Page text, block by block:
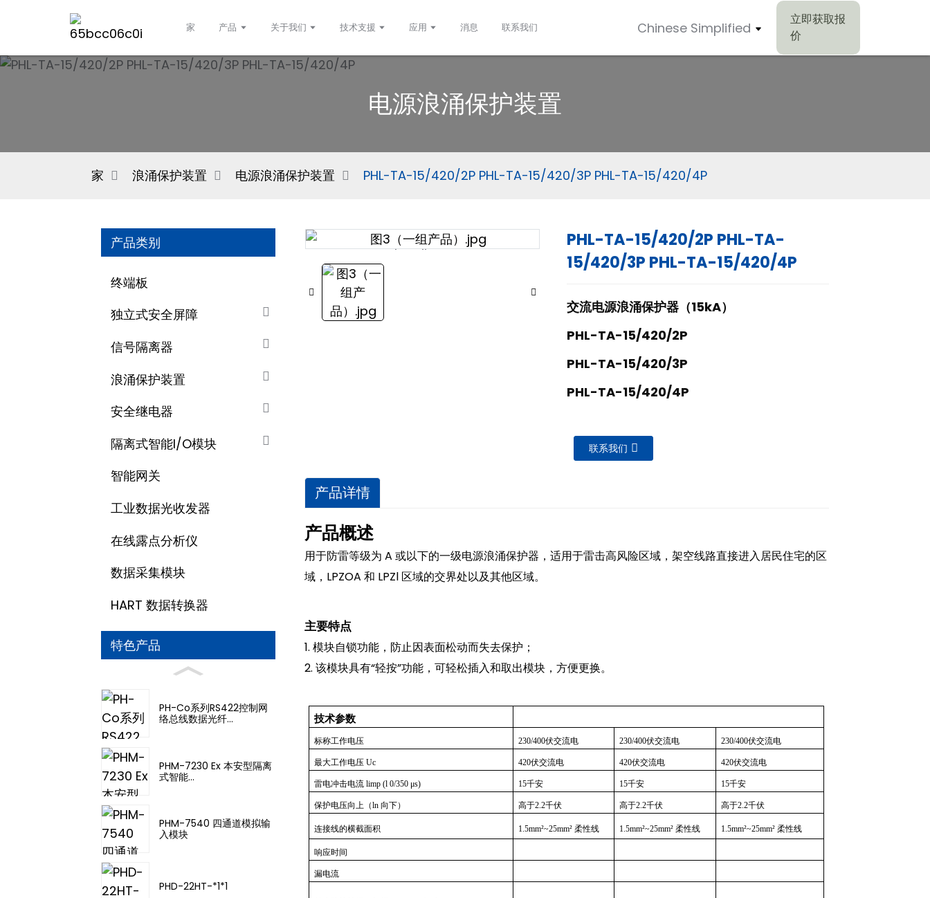
家 产品 关于我们 技术支援 应用 消息 联系我们 Chinese Simplified
立即获取报
价
电源浪涌保护装置
家 浪涌保护装置 电源浪涌保护装置 PHL-TA-15/420/2P PHL-TA-15/420/3P PHL-TA-15/420/4P
产品类别
终端板
独立式安全屏障
信号隔离器
浪涌保护装置
安全继电器
隔离式智能I/O模块
智能网关
工业数据光收发器
在线露点分析仪
数据采集​​模块
HART 数据转换器
特色产品
PH-Co系列RS422控制网
络总线数据光纤...
PHM-7230 Ex 本安型隔离
式智能...
PHM-7540 四通道模拟输
入模块
PHD-22HT-*1*1
Loading...
Loading...
PHL-TA-15/420/2P PHL-TA-
15/420/3P PHL-TA-15/420/4P
交流电源浪涌保护器（15kA）
PHL-TA-15/420/2P
PHL-TA-15/420/3P
PHL-TA-15/420/4P
联系我们
产品详情
产品概述
用于防雷等级为 A 或以下的一级电源浪涌保护器，适用于雷击高风险区域，架空线路直接进入居民住宅的区
域，LPZOA 和 LPZl 区域的交界处以及其他区域。
主要特点
1. 模块自锁功能，防止因表面松动而失去保护；
2. 该模块具有“轻按”功能，可轻松插入和取出模块，方便更换。
技术参数
标称工作电压 230/400伏交流电 230/400伏交流电 230/400伏交流电
最大工作电压 Uc 420伏交流电 420伏交流电 420伏交流电
雷电冲击电流 limp (l 0/350 μs) 15千安 15千安 15千安
保护电压向上（ln 向下） 高于2.2千伏 高于2.2千伏 高于2.2千伏
连接线的横截面积 1.5mm²~25mm² 柔性线 1.5mm²~25mm² 柔性线 1.5mm²~25mm² 柔性线
响应时间
漏电流